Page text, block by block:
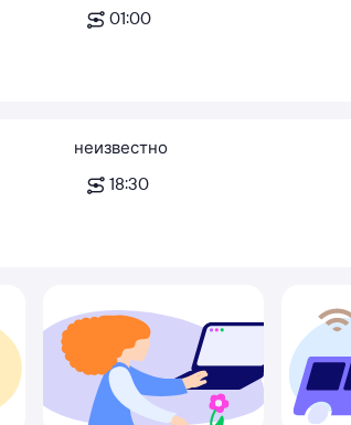
01:00
неизвестно
18:30